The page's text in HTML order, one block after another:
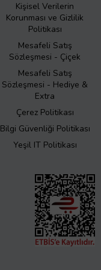
Kişisel Verilerin
Korunması ve Gizlilik
Politikası
Mesafeli Satış
Sözleşmesi - Çiçek
Mesafeli Satış
Sözleşmesi - Hediye &
Extra
Çerez Politikası
Bilgi Güvenliği Politikası
Yeşil IT Politikası